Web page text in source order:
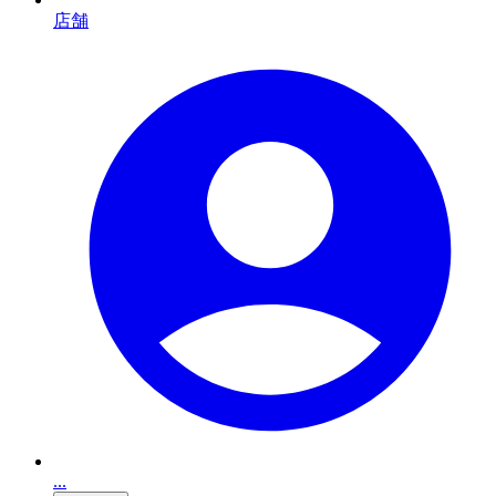
店舗
...